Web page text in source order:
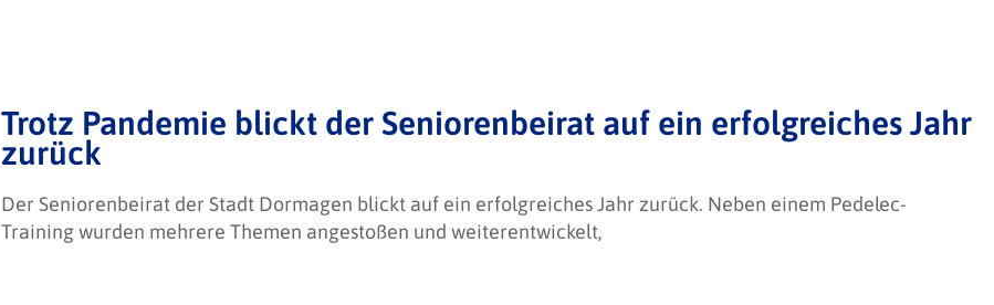
Trotz Pandemie blickt der Seniorenbeirat auf ein erfolgreiches Jahr
zurück
Der Seniorenbeirat der Stadt Dormagen blickt auf ein erfolgreiches Jahr zurück. Neben einem Pedelec-
Training wurden mehrere Themen angestoßen und weiterentwickelt,